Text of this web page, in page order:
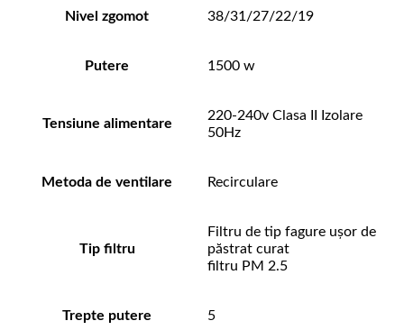
Nivel zgomot 38/31/27/22/19
Putere 1500 w
Tensiune alimentare
220-240v Clasa II Izolare
50Hz
Metoda de ventilare Recirculare
Tip filtru
Filtru de tip fagure ușor de
păstrat curat
filtru PM 2.5
Trepte putere 5